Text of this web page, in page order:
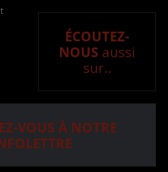
ÉCOUTEZ-
NOUS aussi
sur..
VOUS À NOTRE